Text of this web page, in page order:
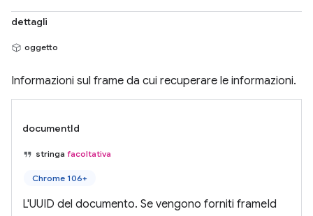
dettagli
oggetto
Informazioni sul frame da cui recuperare le informazioni.
documentId
stringa facoltativa
Chrome 106+
L'UUID del documento. Se vengono forniti frameId